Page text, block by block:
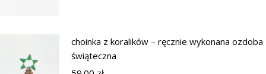
choinka z koralików – ręcznie wykonana ozdoba
świąteczna